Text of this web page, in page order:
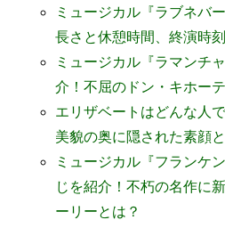
ミュージカル『ラブネバ
長さと休憩時間、終演時
ミュージカル『ラマンチ
介！不屈のドン・キホー
エリザベートはどんな人
美貌の奥に隠された素顔
ミュージカル『フランケ
じを紹介！不朽の名作に
ーリーとは？